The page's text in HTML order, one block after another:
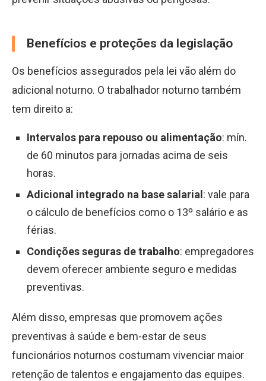
Benefícios e proteções da legislação
Os benefícios assegurados pela lei vão além do
adicional noturno. O trabalhador noturno também
tem direito a:
Intervalos para repouso ou alimentação: mín.
de 60 minutos para jornadas acima de seis
horas.
Adicional integrado na base salarial : vale para
o cálculo de benefícios como o 13º salário e as
férias.
Condições seguras de trabalho: empregadores
devem oferecer ambiente seguro e medidas
preventivas.
Além disso, empresas que promovem ações
preventivas à saúde e bem-estar de seus
funcionários noturnos costumam vivenciar maior
retenção de talentos e engajamento das equipes.